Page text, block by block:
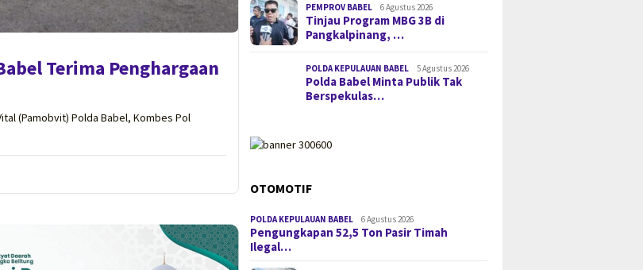
Terima Penghargaan
(Pamobvit) Polda Babel, Kombes Pol
PEMPROV BABEL 6 Agustus 2026
Tinjau Program MBG 3B di
Pangkalpinang, …
POLDA KEPULAUAN BABEL 5 Agustus 2026
Polda Babel Minta Publik Tak
Berspekulas…
OTOMOTIF
POLDA KEPULAUAN BABEL 6 Agustus 2026
Pengungkapan 52,5 Ton Pasir Timah
Ilegal…